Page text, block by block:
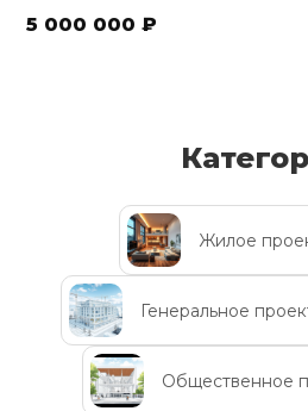
5 000 000 ₽
Жилое
Генеральное
Общественное